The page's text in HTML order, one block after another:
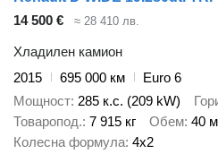
14 500 €
≈ 28 410 лв.
Хладилен камион
2015
695 000 км
Euro 6
Мощност 285 к.с. (209 kW)
Товаропод. 7 915 кг Обем 40
Колесна формула 4x2